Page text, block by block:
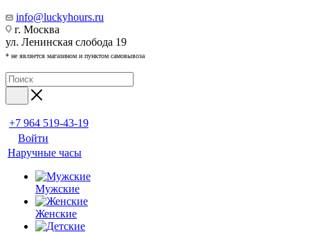
info@luckyhours.ru
г. Москва
ул. Ленинская слобода 19
* не является магазином и пунктом самовывоза
+7 964 519-43-19
Войти
Наручные часы
Мужские
Женские